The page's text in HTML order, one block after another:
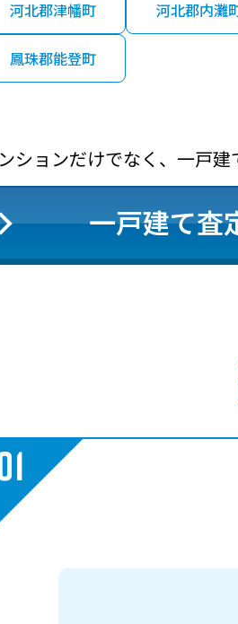
河北郡津幡町 河北郡内灘
鳳珠郡能登町
ションだけでなく、一戸建
一戸建て査